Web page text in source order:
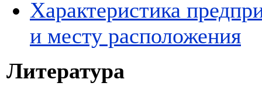
Характеристика
и месту расположения
Литература